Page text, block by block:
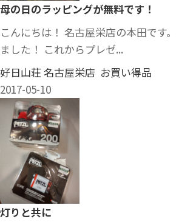
母の日のラッピングが無料です！
こんにちは！ 名古屋栄店の本田です
ました！ これからプレゼ...
好日山荘 名古屋栄店 お買い得品
2017-05-10
灯りと共に